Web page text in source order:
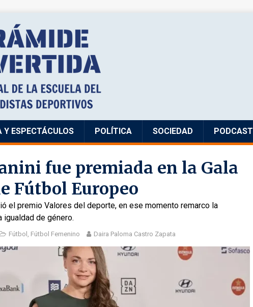
Y ESPECTÁCULOS POLÍTICA SOCIEDAD PODCAST
fue premiada en la Gala
Fútbol Europeo
el premio Valores del deporte, en ese momento remarco la
igualdad de género.
Fútbol , Fútbol Femenino Daira Paloma Castro Zapata